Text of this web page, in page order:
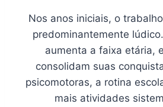
Nos anos iniciais, o
predominantemente
aumenta a faixa etária,
consolidam suas
psicomotoras, a rotina
mais atividades